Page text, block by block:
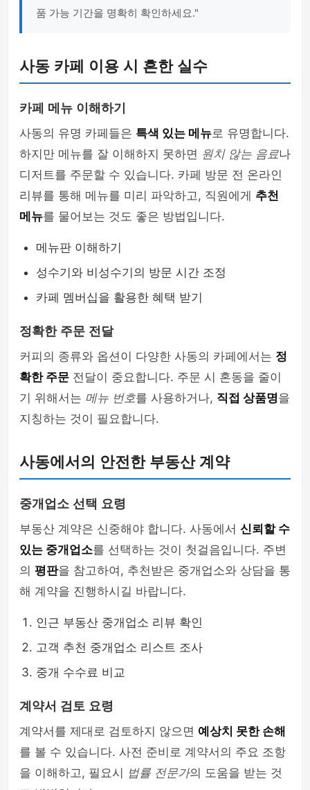
품 가능 기간을 명확히 확인하세요."
사동 카페 이용 시 흔한 실수
카페 메뉴 이해하기
사동의 유명 카페들은 특색 있는 메뉴로 유명합니다.
하지만 메뉴를 잘 이해하지 못하면 원치 않는 음료나
디저트를 주문할 수 있습니다. 카페 방문 전 온라인
리뷰를 통해 메뉴를 미리 파악하고, 직원에게 추천
메뉴를 물어보는 것도 좋은 방법입니다.
메뉴판 이해하기
성수기와 비성수기의 방문 시간 조정
카페 멤버십을 활용한 혜택 받기
정확한 주문 전달
커피의 종류와 옵션이 다양한 사동의 카페에서는 정
확한 주문 전달이 중요합니다. 주문 시 혼동을 줄이
기 위해서는 메뉴 번호를 사용하거나, 직접 상품명을
지칭하는 것이 필요합니다.
사동에서의 안전한 부동산 계약
중개업소 선택 요령
부동산 계약은 신중해야 합니다. 사동에서 신뢰할 수
있는 중개업소를 선택하는 것이 첫걸음입니다. 주변
의 평판을 참고하여, 추천받은 중개업소와 상담을 통
해 계약을 진행하시길 바랍니다.
인근 부동산 중개업소 리뷰 확인
고객 추천 중개업소 리스트 조사
중개 수수료 비교
계약서 검토 요령
계약서를 제대로 검토하지 않으면 예상치 못한 손해
를 볼 수 있습니다. 사전 준비로 계약서의 주요 조항
을 이해하고, 필요시 법률 전문가의 도움을 받는 것